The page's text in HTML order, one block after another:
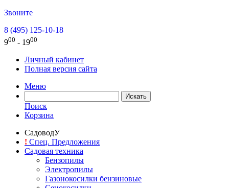
Звоните
8 (495) 125-10-18
900 - 1900
Личный кабинет
Полная версия сайта
Меню
Поиск
Корзина
СадоводУ
! Спец. Предложения
Садовая техника
Бензопилы
Электропилы
Газонокосилки бензиновые